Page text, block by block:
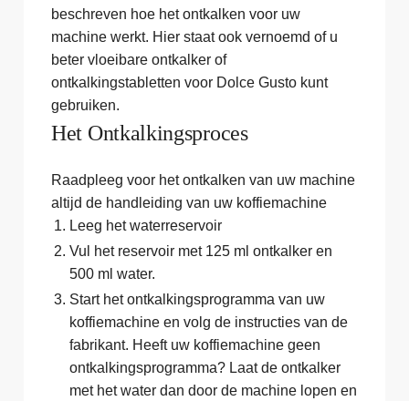
beschreven hoe het ontkalken voor uw
machine werkt. Hier staat ook vernoemd of u
beter vloeibare ontkalker of
ontkalkingstabletten voor Dolce Gusto kunt
gebruiken.
Het Ontkalkingsproces
Raadpleeg voor het ontkalken van uw machine
altijd de handleiding van uw koffiemachine
Leeg het waterreservoir
Vul het reservoir met 125 ml ontkalker en
500 ml water.
Start het ontkalkingsprogramma van uw
koffiemachine en volg de instructies van de
fabrikant. Heeft uw koffiemachine geen
ontkalkingsprogramma? Laat de ontkalker
met het water dan door de machine lopen en